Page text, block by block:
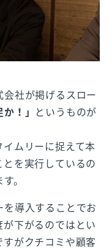
社が掲げるスロー
！」 というものが
ムリーに捉えて本
を実行しているの
。
導入することでお
下がるのではとい
がクチコミや顧客